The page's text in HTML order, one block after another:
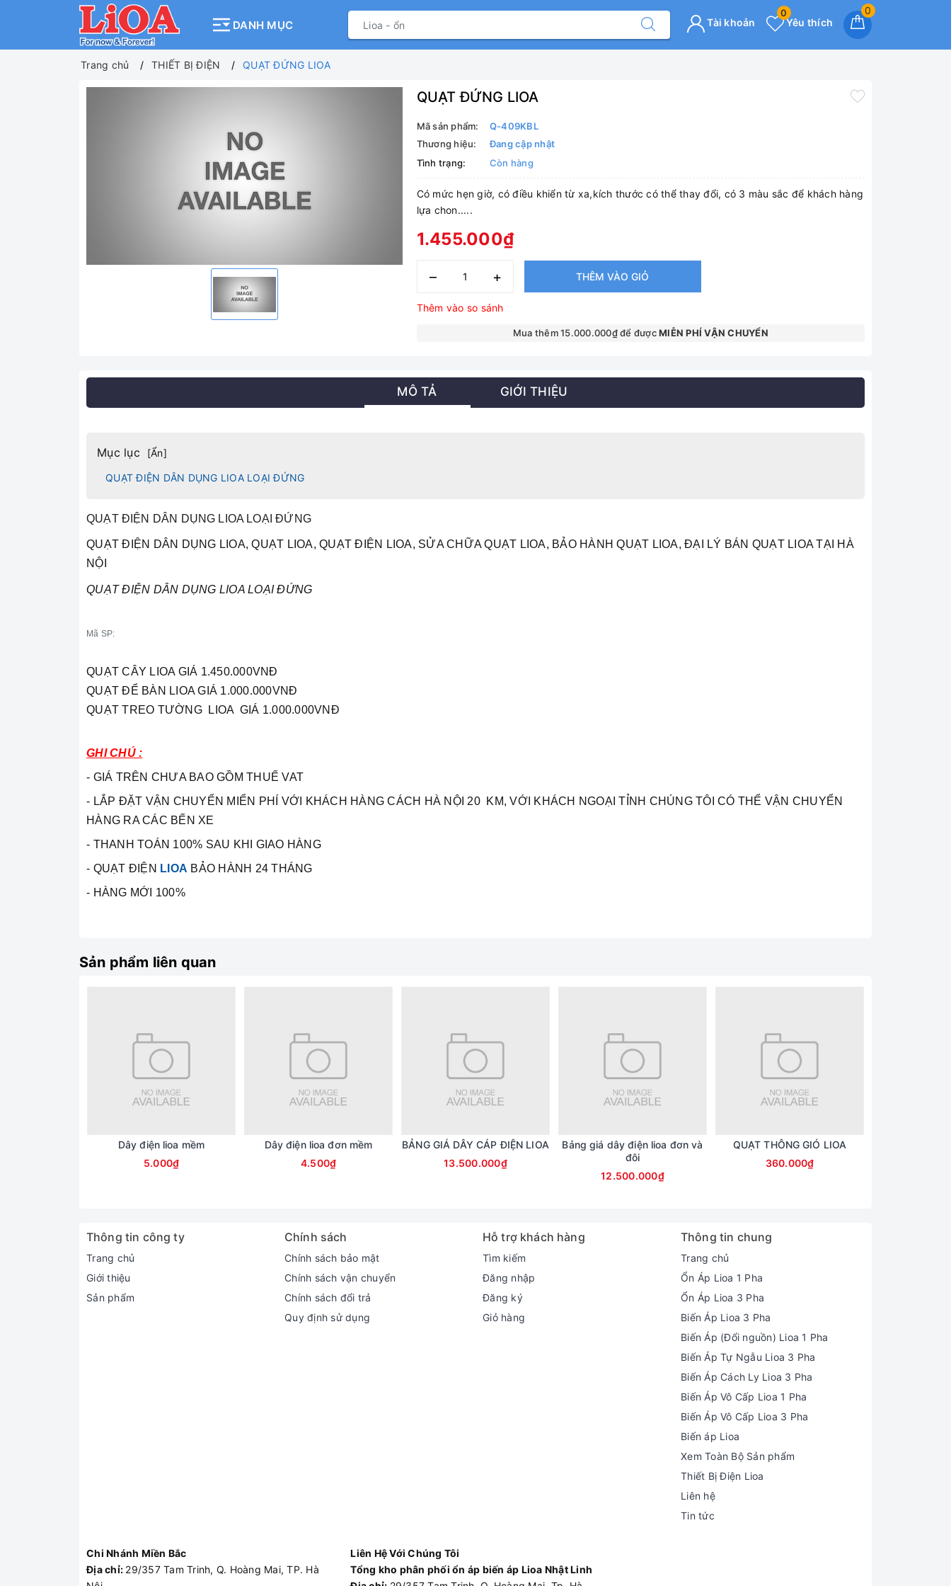
DANH MỤC
0
Yêu thích
0
Tài khoản
Trang chủ THIẾT BỊ ĐIỆN QUẠT ĐỨNG LIOA
QUẠT ĐỨNG LIOA
Mã sản phẩm:
Q-409KBL
Thương hiệu:
Đang cập nhật
Tình trạng:
Còn hàng
Có mức hẹn giờ, có điều khiển từ xa,kích thước có thể thay đổi, có 3 màu sắc để khách hàng
lựa chon.....
1.455.000₫
– + THÊM VÀO GIỎ
Thêm vào so sánh
Mua thêm 15.000.000₫ để đượcMIỄN PHÍ VẬN CHUYỂN
MÔ TẢ GIỚI THIỆU
Mục lục [Ẩn]
QUẠT ĐIỆN DÂN DỤNG LIOA LOẠI ĐỨNG
QUẠT ĐIỆN DÂN DỤNG LIOA LOẠI ĐỨNG
QUẠT ĐIỆN DÂN DỤNG LIOA, QUẠT LIOA, QUẠT ĐIỆN LIOA, SỬA CHỮA QUẠT LIOA, BẢO HÀNH QUẠT LIOA, ĐẠI LÝ BÁN QUẠT LIOA TẠI HÀ
NỘI
QUẠT ĐIỆN DÂN DỤNG LIOA LOẠI ĐỨNG
Mã SP:
QUẠT CÂY LIOA GIÁ 1.450.000VNĐ
QUẠT ĐỂ BÀN LIOA GIÁ 1.000.000VNĐ
QUẠT TREO TƯỜNG LIOA GIÁ 1.000.000VNĐ
GHI CHÚ :
- GIÁ TRÊN CHƯA BAO GỒM THUẾ VAT
- LẮP ĐẶT VẬN CHUYỂN MIỂN PHÍ VỚI KHÁCH HÀNG CÁCH HÀ NỘI 20 KM, VỚI KHÁCH NGOẠI TỈNH CHÚNG TÔI CÓ THỂ VẬN CHUYỂN
HÀNG RA CÁC BẾN XE
- THANH TOÁN 100% SAU KHI GIAO HÀNG
- QUẠT ĐIỆN LIOA BẢO HÀNH 24 THÁNG
- HÀNG MỚI 100%
Sản phẩm liên quan
Dây điện lioa mềm
5.000₫
Dây điện lioa đơn mềm
4.500₫
BẢNG GIÁ DÂY CÁP ĐIỆN LIOA
13.500.000₫
Bảng giá dây điện lioa đơn và
đôi
12.500.000₫
QUẠT THÔNG GIÓ LIOA
360.000₫
Thông tin công ty
Trang chủ
Giới thiệu
Sản phẩm
Chính sách
Chính sách bảo mật
Chính sách vận chuyển
Chính sách đổi trả
Quy định sử dụng
Hỗ trợ khách hàng
Tìm kiếm
Đăng nhập
Đăng ký
Giỏ hàng
Thông tin chung
Trang chủ
Ổn Áp Lioa 1 Pha
Ổn Áp Lioa 3 Pha
Biến Áp Lioa 3 Pha
Biến Áp (Đổi nguồn) Lioa 1 Pha
Biến Áp Tự Ngẫu Lioa 3 Pha
Biến Áp Cách Ly Lioa 3 Pha
Biến Áp Vô Cấp Lioa 1 Pha
Biến Áp Vô Cấp Lioa 3 Pha
Biến áp Lioa
Xem Toàn Bộ Sản phẩm
Thiết Bị Điện Lioa
Liên hệ
Tin tức
Chi Nhánh Miền Bắc
Địa chỉ: 29/357 Tam Trinh, Q. Hoàng Mai, TP. Hà
Liên Hệ Với Chúng Tôi
Tổng kho phân phối ổn áp biến áp Lioa Nhật Linh